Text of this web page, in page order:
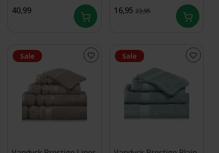
Purpur 67x140
40,99
70x140
16,95 23,95
Sale Sale